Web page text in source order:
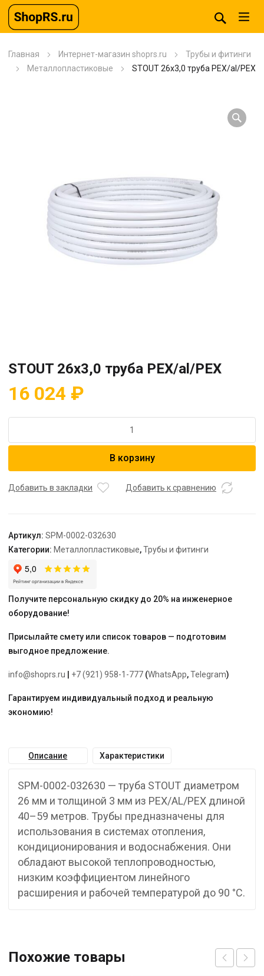
Главная Интернет-магазин shoprs.ru
Трубы и фитинги
Металлопластиковые
STOUT 26х3,0 труба PEX/al/PEX
STOUT 26х3,0 труба PEX/al/PEX
16 024 ₽
STOUT
PEX/al/PEX
В корзину
Добавить в закладки Добавить к сравнению
Артикул: SPM-0002-032630
Категории: Металлопластиковые,Трубы и фитинги
Получите персональную скидку до 20% на инженерное
оборудование!
Присылайте смету или список товаров — подготовим
выгодное предложение.
info@shoprs.ru +7 (921) 958-1-777 (WhatsApp,Telegram)
Гарантируем индивидуальный подход и реальную
экономию!
Описание Характеристики
SPM-0002-032630 — труба STOUT диаметром
26 мм и толщиной 3 мм из PEX/AL/PEX длиной
40–59 метров. Трубы предназначены для
использования в системах отопления,
кондиционирования и водоснабжения. Они
обладают высокой теплопроводностью,
низким коэффициентом линейного
расширения и рабочей температурой до 90 °C.
Похожие товары